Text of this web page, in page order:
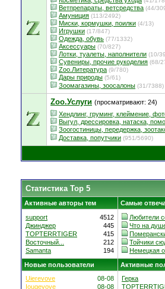
Ветпрепараты, ветсредства (44/
Амуниция (113/2492)
Миски, кормушки, поилки (4/13)
Игрушки (17/847)
Одежда, обувь (77/1332)
Аксессуары (70/827)
Лотки, туалеты, наполнители (10/
Сувениры, прочие рукоделия (68/
Zoo.Литература (9/780)
Дары природы (5/61)
Зоомагазины, зоосалоны (31/7388)
Zoo.Услуги (просматривают: 24)
Хендлинг, груминг, клеймение,
Выгул, дрессировка, натаска,
Зоогостиницы, передержка,
Доставка, попутчики (951/5690)
Статистика Top 5
Активные авторы тем Самые
support
4512
Джинджер
445
TOPTERRTIGER
415
Восточный...
212
Samanta
194
Любители
Что на душе
Тойчики
Немецкая
Новые пользователи Активные
Uierevove
08-08
Iougevove
08-08
Герка